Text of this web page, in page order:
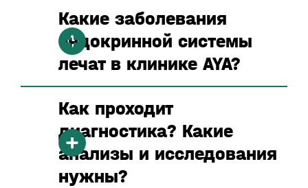
Какие заболевания
эндокринной системы
лечат в клинике AYA?
Как проходит
диагностика? Какие
анализы и исследования
нужны?